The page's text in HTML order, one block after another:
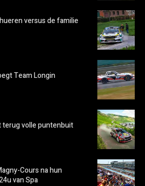
versus de familie
Team Longin
terug volle puntenbuit
Cours na hun
van Spa